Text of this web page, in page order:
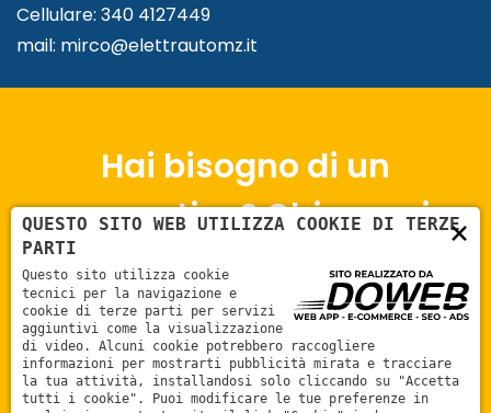
Cellulare: 340 4127449
mail: mirco@elettrautomz.it
Hai bisogno di un
preventivo? Chiamaci
La consulenza di Autofficina Elettrauto MZ è a tua
disposizione per avere dei prezzi rapidi sugli
interventi
Contattaci
×
QUESTO SITO WEB UTILIZZA COOKIE DI TERZE
PARTI
Questo sito utilizza cookie
tecnici per la navigazione e
cookie di terze parti per servizi
aggiuntivi come la visualizzazione
di video. Alcuni cookie potrebbero raccogliere
informazioni per mostrarti pubblicità mirata e tracciare
la tua attività, installandosi solo cliccando su "Accetta
tutti i cookie". Puoi modificare le tue preferenze in